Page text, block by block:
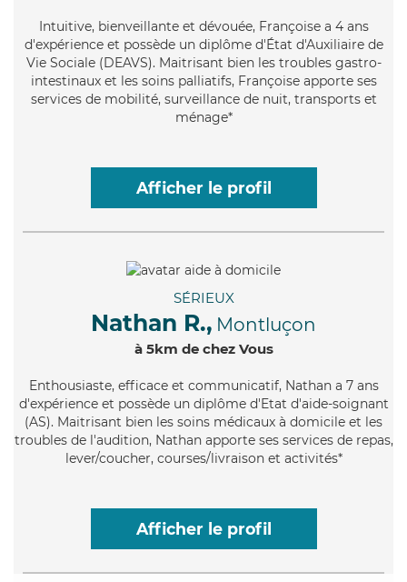
Intuitive, bienveillante et dévouée, Françoise a 4 ans
d'expérience et possède un diplôme d'État d'Auxiliaire de
Vie Sociale (DEAVS). Maitrisant bien les troubles gastro-
intestinaux et les soins palliatifs, Françoise apporte ses
services de mobilité, surveillance de nuit, transports et
ménage*
Afficher le profil
SÉRIEUX
Nathan R., Montluçon
à 5km de chez Vous
Enthousiaste, efficace et communicatif, Nathan a 7 ans
d'expérience et possède un diplôme d'Etat d'aide-soignant
(AS). Maitrisant bien les soins médicaux à domicile et les
troubles de l'audition, Nathan apporte ses services de repas,
lever/coucher, courses/livraison et activités*
Afficher le profil